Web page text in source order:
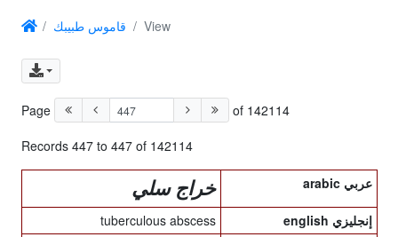
قاموس طبيبك View
Page of 142114
Records 447 to 447 of 142114
arabic عربي خراج سلي
english إنجليزي
tuberculous abscess